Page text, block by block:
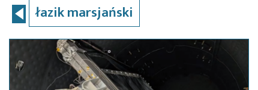
łazik marsjański